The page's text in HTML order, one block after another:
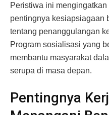
Peristiwa ini
pentingnya kesiapsiagaan
tentang penanggulangan
Program sosialisasi yang
membantu masyarakat
serupa di masa depan.
Pentingnya